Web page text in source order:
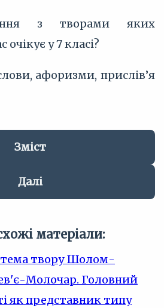
з творами яких
у 7 класі?
афоризми, прислів’я
Зміст
Далі
матеріали:
твору Шолом-
Молочар. Головний
як представник типу